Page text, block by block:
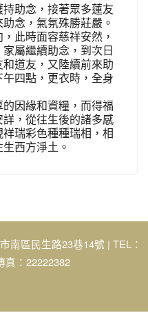
助念，接著眾多蓮友
念，氣氛殊勝莊嚴。
此時面容慈祥安然，
屬繼續助念，到次日
道友，又陸續前來助
四點，更衣時，全身
因緣和資糧，而得福
，從往生後的諸多感
瑞彩色種種瑞相，相
西方淨土。
南區民生路23巷14號 | TEL：
：22222382